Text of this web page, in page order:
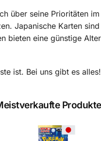
über seine Prioritäten
Japanische Karten
bieten eine günstige
ist. Bei uns gibt es alles!
Produkte